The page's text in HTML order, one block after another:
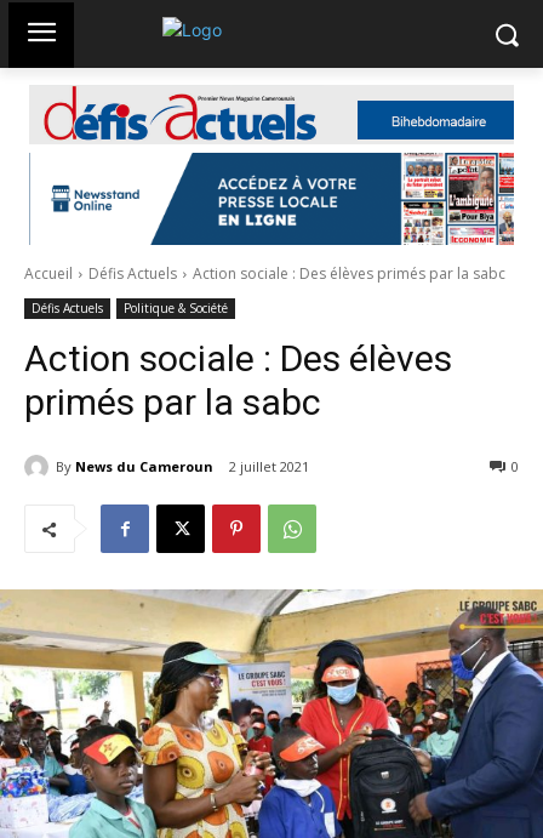
Accueil Défis Actuels Action sociale : Des élèves primés par la sabc
Défis Actuels Politique & Société
Action sociale : Des élèves
primés par la sabc
By News du Cameroun 2 juillet 2021 0